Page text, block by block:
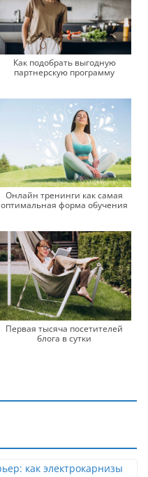
Как подобрать выгодную
партнерскую программу
Онлайн тренинги как самая
оптимальная форма обучения
Первая тысяча посетителей
блога в сутки